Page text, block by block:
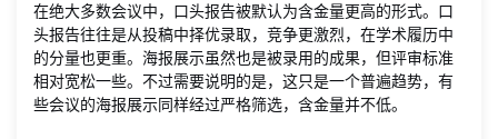
在绝大多数会议中，口头报告被默认为含金量更高的形式。口
头报告往往是从投稿中择优录取，竞争更激烈，在学术履历中
的分量也更重。海报展示虽然也是被录用的成果，但评审标准
相对宽松一些。不过需要说明的是，这只是一个普遍趋势，有
些会议的海报展示同样经过严格筛选，含金量并不低。